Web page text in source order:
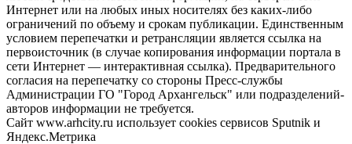
Интернет или на любых иных носителях без каких-либо
ограничений по объему и срокам публикации. Единственным
условием перепечатки и ретрансляции является ссылка на
первоисточник (в случае копирования информации портала в
сети Интернет — интерактивная ссылка). Предварительного
согласия на перепечатку со стороны Пресс-службы
Администрации ГО "Город Архангельск" или подразделений-
авторов информации не требуется.
Сайт www.arhcity.ru использует cookies сервисов Sputnik и
Яндекс.Метрика